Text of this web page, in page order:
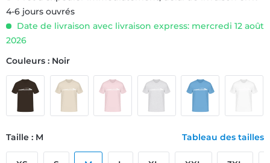
4-6 jours ouvrés
Date de livraison avec livraison express: mercredi 12 août
2026
Couleurs : Noir
Taille : M Tableau des tailles